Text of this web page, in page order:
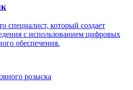
специалист, который создает
с использованием цифровых
обеспечения.